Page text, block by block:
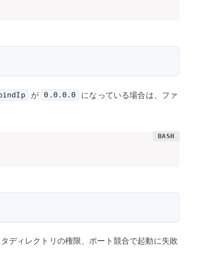
が 0.0.0.0 になっている場合は、ファ
ディレクトリの権限、ポート競合で起動に失敗